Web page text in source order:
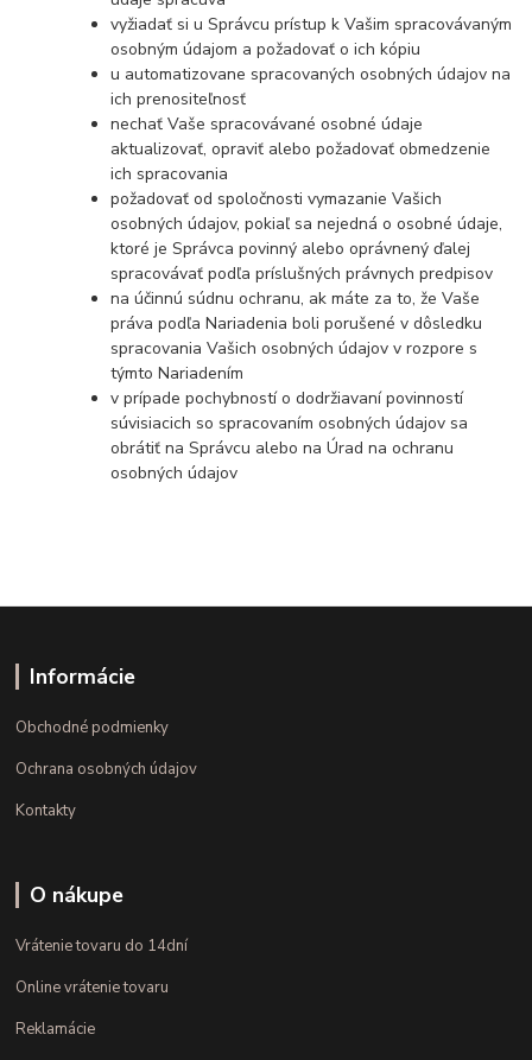
vyžiadať si u Správcu prístup k Vašim spracovávaným
osobným údajom a požadovať o ich kópiu
u automatizovane spracovaných osobných údajov na
ich prenositeľnosť
nechať Vaše spracovávané osobné údaje
aktualizovať, opraviť alebo požadovať obmedzenie
ich spracovania
požadovať od spoločnosti vymazanie Vašich
osobných údajov, pokiaľ sa nejedná o osobné údaje,
ktoré je Správca povinný alebo oprávnený ďalej
spracovávať podľa príslušných právnych predpisov
na účinnú súdnu ochranu, ak máte za to, že Vaše
práva podľa Nariadenia boli porušené v dôsledku
spracovania Vašich osobných údajov v rozpore s
týmto Nariadením
v prípade pochybností o dodržiavaní povinností
súvisiacich so spracovaním osobných údajov sa
obrátiť na Správcu alebo na Úrad na ochranu
osobných údajov
Informácie
Obchodné podmienky
Ochrana osobných údajov
Kontakty
O nákupe
Vrátenie tovaru do 14dní
Online vrátenie tovaru
Reklamácie